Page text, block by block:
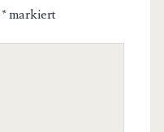
*markiert